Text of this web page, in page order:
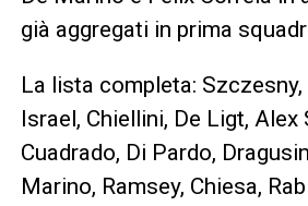
già aggregati in prima
La lista completa:
Israel, Chiellini, De Ligt, Alex
Cuadrado, Di Pardo,
Marino, Ramsey, Chiesa,